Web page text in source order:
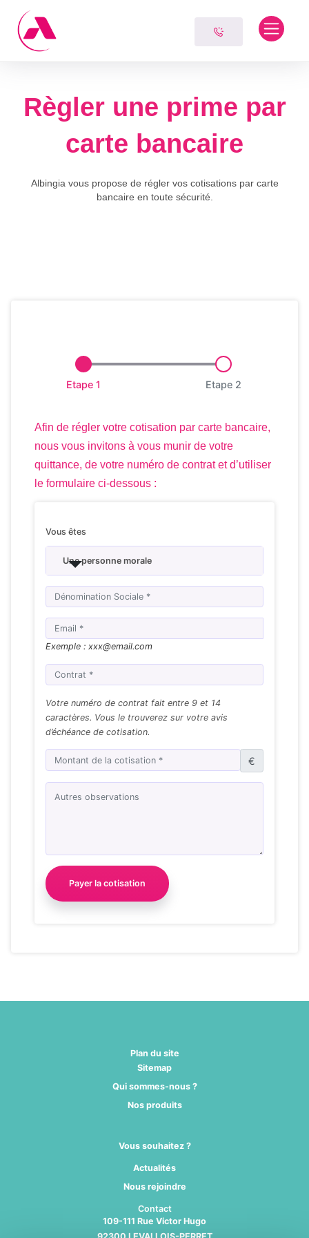
content
Règler une prime par
carte bancaire
Albingia vous propose de régler vos cotisations par carte
bancaire en toute sécurité.
Etape 1 Etape 2
Afin de régler votre cotisation par carte bancaire,
nous vous invitons à vous munir de votre
quittance, de votre numéro de contrat et d’utiliser
le formulaire ci-dessous :
Vous êtes
Une personne morale
Exemple : xxx@email.com
Votre numéro de contrat fait entre 9 et 14
caractères. Vous le trouverez sur votre avis
d’échéance de cotisation.
€
Payer la cotisation
Plan du site
Sitemap
Qui sommes-nous ?
Nos produits
Vous souhaitez ?
Actualités
Nous rejoindre
Contact
109-111 Rue Victor Hugo
Panneau de gestion des cookies